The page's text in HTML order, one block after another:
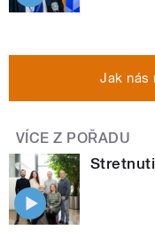
Jak nás
VÍCE Z POŘADU